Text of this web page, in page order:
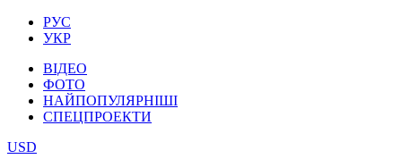
РУС
УКР
ВІДЕО
ФОТО
НАЙПОПУЛЯРНІШІ
СПЕЦПРОЕКТИ
USD